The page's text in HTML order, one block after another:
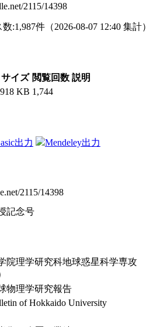
2115/14398
数:1,987件 （2026-08-07 12:40 集計）
サイズ 閲覧回数 説明
918 KB 1,744
出力 Mendeley出力
2115/14398
記念号
院理学研究科地球惑星科学専攻
物理学研究報告
of Hokkaido University